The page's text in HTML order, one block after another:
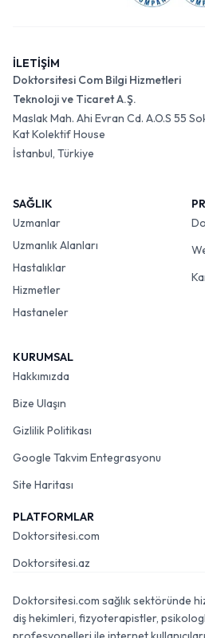
İLETİŞİM
Doktorsitesi Com Bilgi Hizmetleri
Teknoloji ve Ticaret A.Ş.
Maslak Mah. Ahi Evran Cd. A.O.S 55
Kat Kolektif House
İstanbul, Türkiye
SAĞLIK
Uzmanlar
Uzmanlık Alanları
Hastalıklar
Hizmetler
Hastaneler
KURUMSAL
Hakkımızda
Bize Ulaşın
Gizlilik Politikası
Google Takvim Entegrasyonu
Site Haritası
PLATFORMLAR
Doktorsitesi.com
Doktorsitesi.az
Doktorsitesi.com sağlık sektöründe
diş hekimleri, fizyoterapistler,